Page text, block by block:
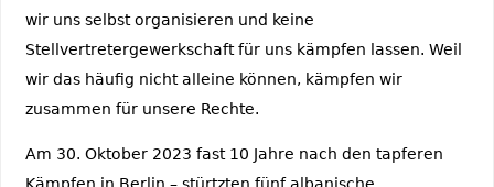
wir uns selbst organisieren und keine
Stellvertretergewerkschaft für uns kämpfen lassen. Weil
wir das häufig nicht alleine können, kämpfen wir
zusammen für unsere Rechte.
Am 30. Oktober 2023 fast 10 Jahre nach den tapferen